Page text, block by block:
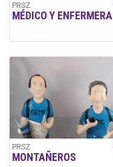
PRSZ
MÉDICO Y ENFERMERA
PRSZ
MONTAÑEROS